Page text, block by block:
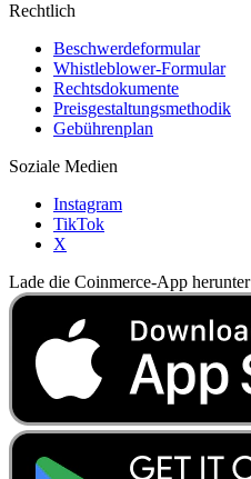
Rechtlich
Beschwerdeformular
Whistleblower-Formular
Rechtsdokumente
Preisgestaltungsmethodik
Gebührenplan
Soziale Medien
Instagram
TikTok
X
Lade die Coinmerce-App herunter